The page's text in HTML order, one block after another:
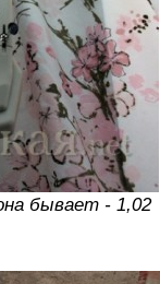
бывает - 1,02